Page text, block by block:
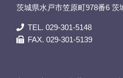
茨城県水戸市笠原町978番6 茨
TEL. 029-301-5148
FAX. 029-301-5139